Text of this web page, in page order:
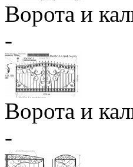
Ворота и
-
Ворота и
-